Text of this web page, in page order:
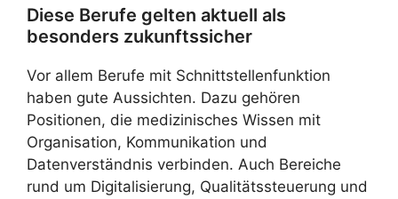
Diese Berufe gelten aktuell als
besonders zukunftssicher
Vor allem Berufe mit Schnittstellenfunktion
haben gute Aussichten. Dazu gehören
Positionen, die medizinisches Wissen mit
Organisation, Kommunikation und
Datenverständnis verbinden. Auch Bereiche
rund um Digitalisierung, Qualitätssteuerung und